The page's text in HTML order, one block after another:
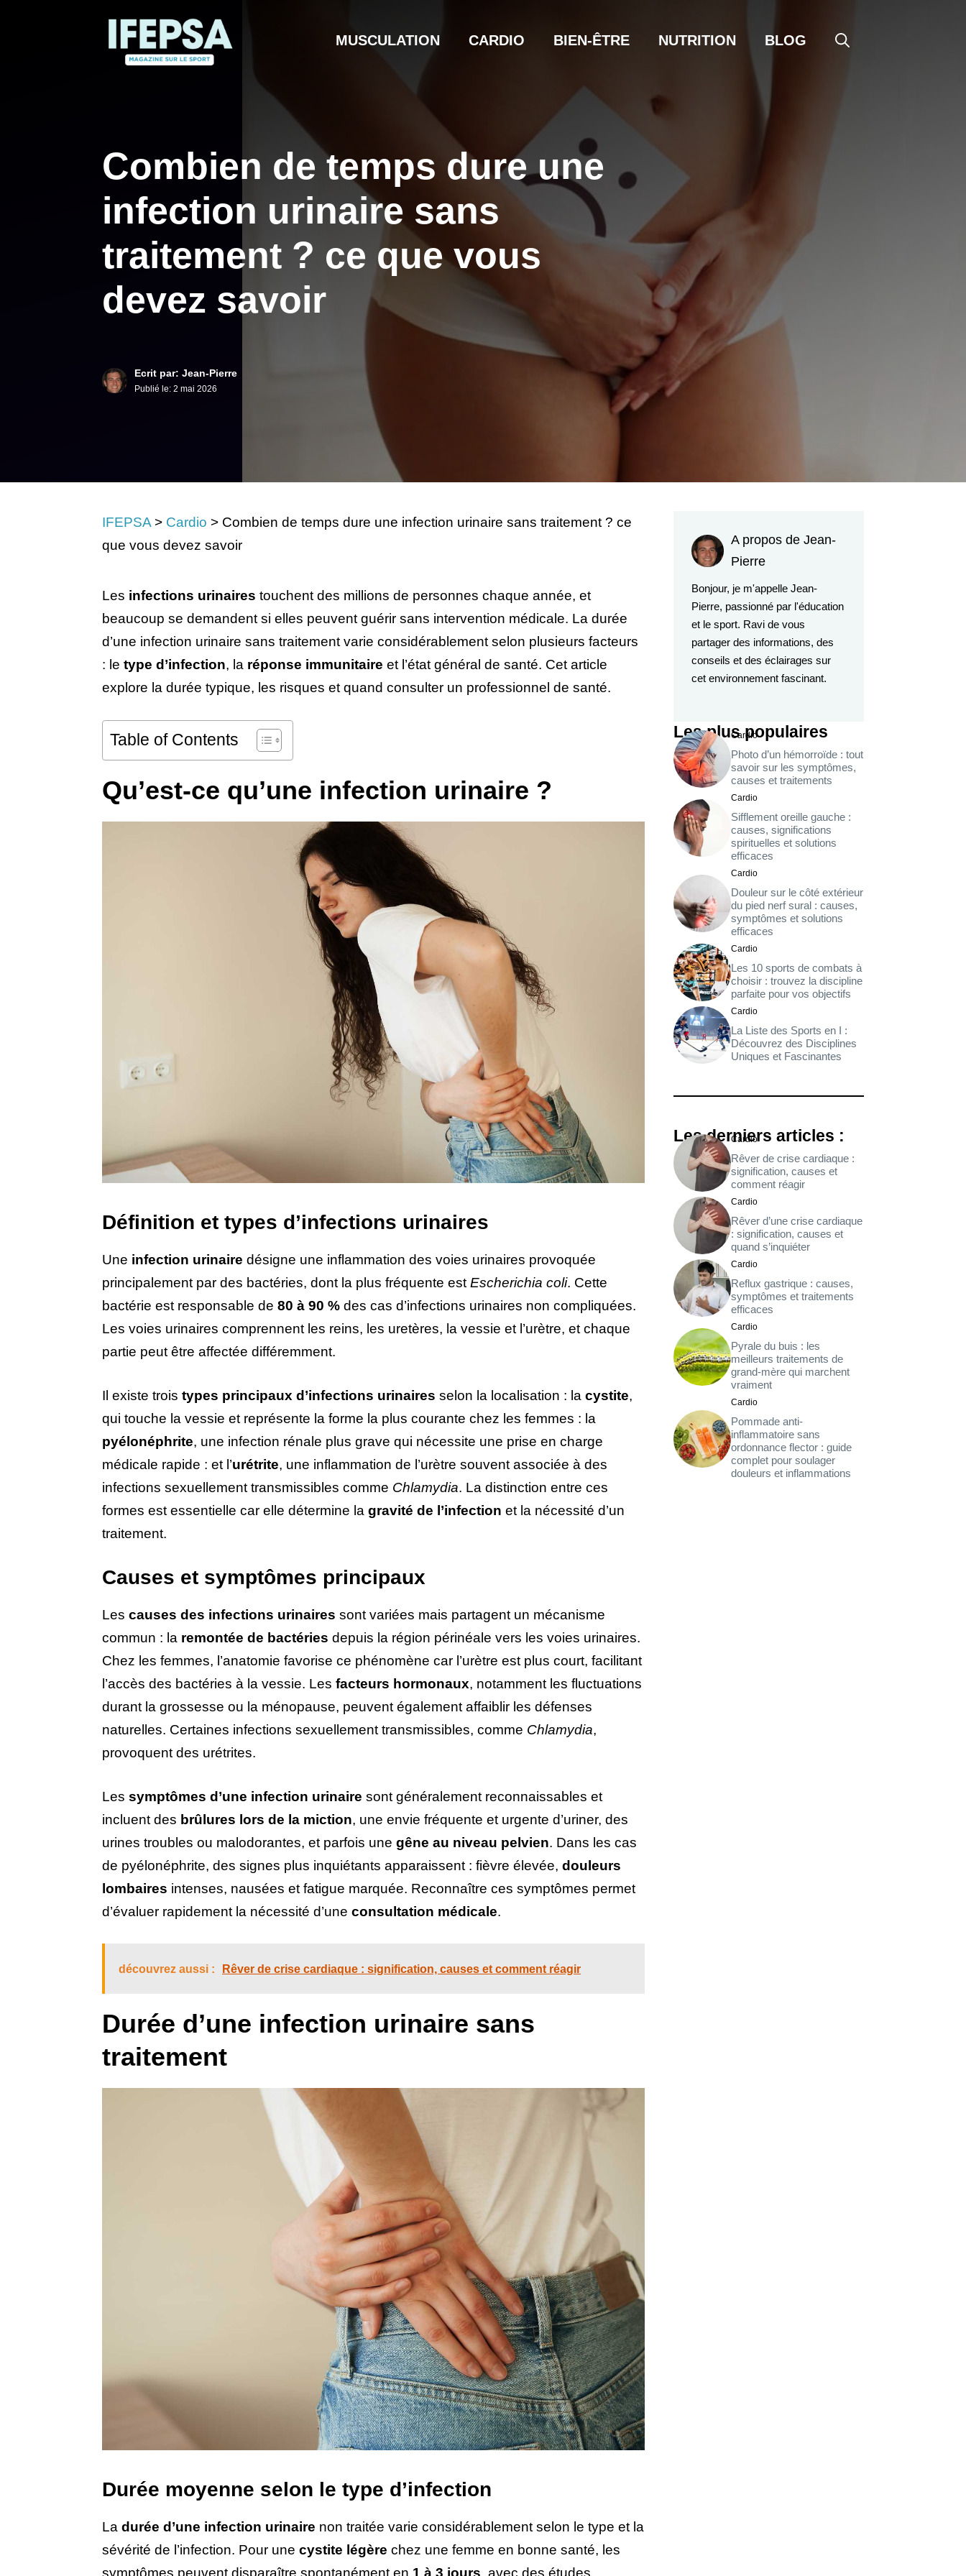
MUSCULATION CARDIO BIEN-ÊTRE NUTRITION BLOG
Combien de temps dure une
infection urinaire sans
traitement ? ce que vous
devez savoir
Ecrit par: Jean-Pierre
Publié le: 2 mai 2026
IFEPSA > Cardio > Combien de temps dure une infection urinaire sans traitement ? ce
que vous devez savoir
Les infections urinaires touchent des millions de personnes chaque année, et
beaucoup se demandent si elles peuvent guérir sans intervention médicale. La durée
d’une infection urinaire sans traitement varie considérablement selon plusieurs facteurs
: le type d’infection, la réponse immunitaire et l’état général de santé. Cet article
explore la durée typique, les risques et quand consulter un professionnel de santé.
Table of Contents
Qu’est-ce qu’une infection urinaire ?
Définition et types d’infections urinaires
Une infection urinaire désigne une inflammation des voies urinaires provoquée
principalement par des bactéries, dont la plus fréquente estEscherichia coli. Cette
bactérie est responsable de 80 à 90 % des cas d’infections urinaires non compliquées.
Les voies urinaires comprennent les reins, les uretères, la vessie et l’urètre, et chaque
partie peut être affectée différemment.
Il existe trois types principaux d’infections urinaires selon la localisation : la cystite,
qui touche la vessie et représente la forme la plus courante chez les femmes : la
pyélonéphrite, une infection rénale plus grave qui nécessite une prise en charge
médicale rapide : et l’urétrite, une inflammation de l’urètre souvent associée à des
infections sexuellement transmissibles comme Chlamydia. La distinction entre ces
formes est essentielle car elle détermine la gravité de l’infection et la nécessité d’un
traitement.
Causes et symptômes principaux
Les causes des infections urinaires sont variées mais partagent un mécanisme
commun : la remontée de bactéries depuis la région périnéale vers les voies urinaires.
Chez les femmes, l’anatomie favorise ce phénomène car l’urètre est plus court, facilitant
l’accès des bactéries à la vessie. Les facteurs hormonaux, notamment les fluctuations
durant la grossesse ou la ménopause, peuvent également affaiblir les défenses
naturelles. Certaines infections sexuellement transmissibles, comme Chlamydia,
provoquent des urétrites.
Les symptômes d’une infection urinaire sont généralement reconnaissables et
incluent des brûlures lors de la miction, une envie fréquente et urgente d’uriner, des
urines troubles ou malodorantes, et parfois une gêne au niveau pelvien. Dans les cas
de pyélonéphrite, des signes plus inquiétants apparaissent : fièvre élevée, douleurs
lombaires intenses, nausées et fatigue marquée. Reconnaître ces symptômes permet
d’évaluer rapidement la nécessité d’une consultation médicale.
découvrez aussi : Rêver de crise cardiaque : signification, causes et comment réagir
Durée d’une infection urinaire sans
traitement
Durée moyenne selon le type d’infection
La durée d’une infection urinaire non traitée varie considérablement selon le type et la
sévérité de l’infection. Pour une cystite légère chez une femme en bonne santé, les
symptômes peuvent disparaître spontanément en 1 à 3 jours , avec des études
A propos de Jean-
Pierre
Bonjour, je m'appelle Jean-
Pierre, passionné par l'éducation
et le sport. Ravi de vous
partager des informations, des
conseils et des éclairages sur
cet environnement fascinant.
Les plus populaires
Cardio
Photo d’un hémorroïde : tout
savoir sur les symptômes,
causes et traitements
Cardio
Sifflement oreille gauche :
causes, significations
spirituelles et solutions
efficaces
Cardio
Douleur sur le côté extérieur
du pied nerf sural : causes,
symptômes et solutions
efficaces
Cardio
Les 10 sports de combats à
choisir : trouvez la discipline
parfaite pour vos objectifs
Cardio
La Liste des Sports en I :
Découvrez des Disciplines
Uniques et Fascinantes
Les derniers articles :
Cardio
Rêver de crise cardiaque :
signification, causes et
comment réagir
Cardio
Rêver d’une crise cardiaque
: signification, causes et
quand s’inquiéter
Cardio
Reflux gastrique : causes,
symptômes et traitements
efficaces
Cardio
Pyrale du buis : les
meilleurs traitements de
grand-mère qui marchent
vraiment
Cardio
Pommade anti-
inflammatoire sans
ordonnance flector : guide
complet pour soulager
douleurs et inflammations